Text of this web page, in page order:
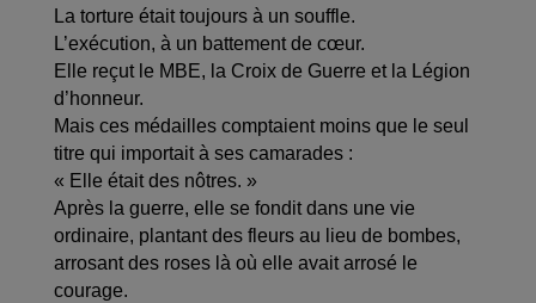
La torture était toujours à un souffle.
L’exécution, à un battement de cœur.
Elle reçut le MBE, la Croix de Guerre et la Légion
d’honneur.
Mais ces médailles comptaient moins que le seul
titre qui importait à ses camarades :
« Elle était des nôtres. »
Après la guerre, elle se fondit dans une vie
ordinaire, plantant des fleurs au lieu de bombes,
arrosant des roses là où elle avait arrosé le
courage.